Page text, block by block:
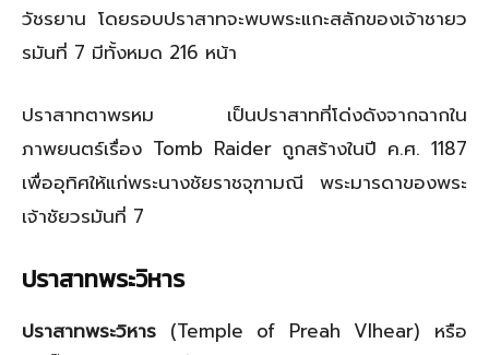
วัชรยาน โดยรอบปราสาทจะพบพระแกะสลักของเจ้าชายว
รมันที่ 7 มีทั้งหมด 216 หน้า
ปราสาทตาพรหม เป็นปราสาทที่โด่งดังจากฉากใน
ภาพยนตร์เรื่อง Tomb Raider ถูกสร้างในปี ค.ศ. 1187
เพื่ออุทิศให้แก่พระนางชัยราชจุฑามณี พระมารดาของพระ
เจ้าชัยวรมันที่ 7
ปราสาทพระวิหาร
ปราสาทพระวิหาร (Temple of Preah VIhear) หรือ